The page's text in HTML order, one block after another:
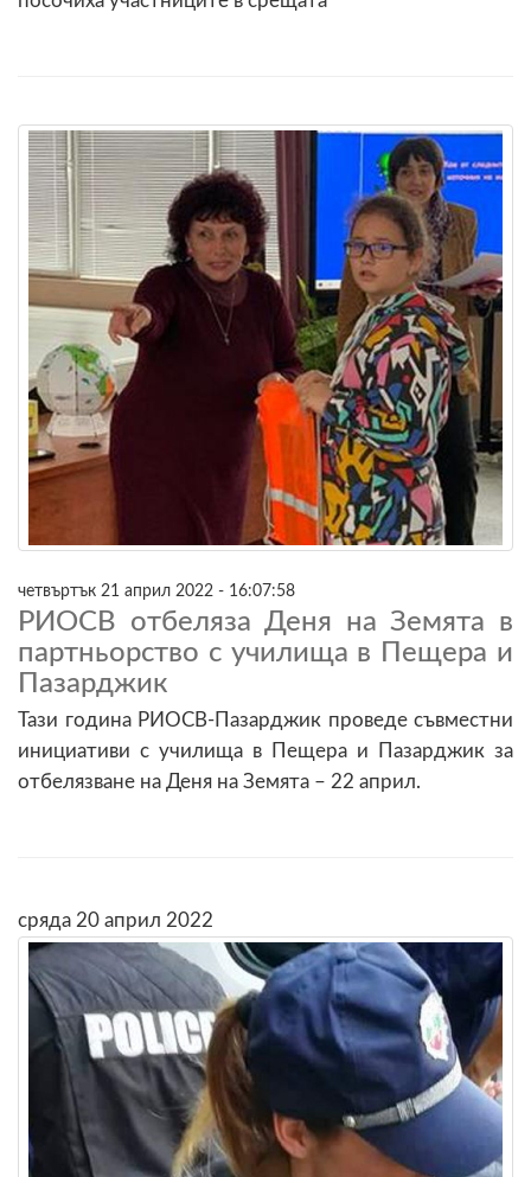
четвъртък 21 април 2022 - 16:07:58
РИОСВ отбеляза Деня на Земята в
партньорство с училища в Пещера и
Пазарджик
Тази година РИОСВ-Пазарджик проведе съвместни
инициативи с училища в Пещера и Пазарджик за
отбелязване на Деня на Земята – 22 април.
сряда 20 април 2022